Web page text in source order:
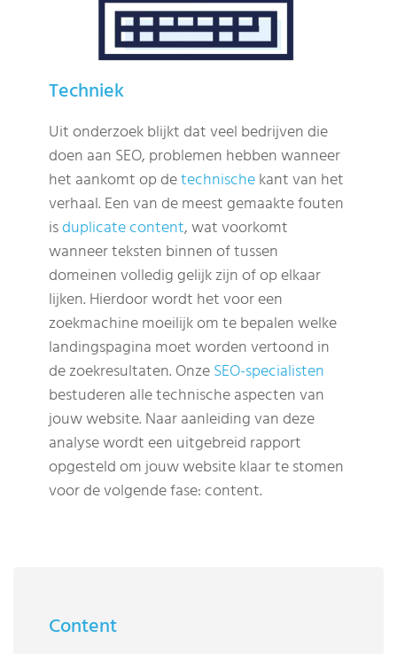
Techniek
Uit onderzoek blijkt dat veel bedrijven die
doen aan SEO, problemen hebben wanneer
het aankomt op detechnischekant van het
verhaal. Een van de meest gemaakte fouten
isduplicate content, wat voorkomt
wanneer teksten binnen of tussen
domeinen volledig gelijk zijn of op elkaar
lijken. Hierdoor wordt het voor een
zoekmachine moeilijk om te bepalen welke
landingspagina moet worden vertoond in
de zoekresultaten. OnzeSEO-specialisten
bestuderen alle technische aspecten van
jouw website. Naar aanleiding van deze
analyse wordt een uitgebreid rapport
opgesteld om jouw website klaar te stomen
voor de volgende fase: content.
Content